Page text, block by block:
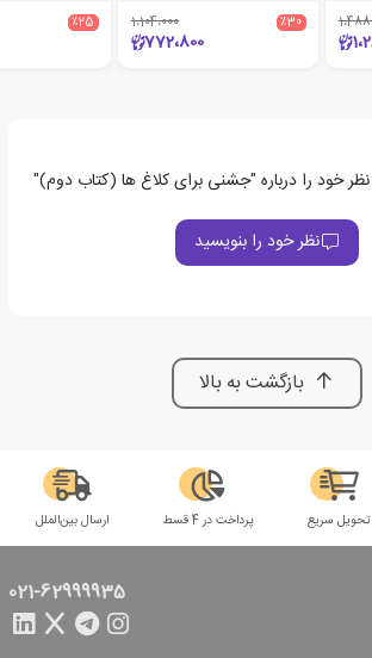
٪30 1،104،000
772،800
٪25
خود را درباره "جشنی برای کلاغ ها (کتاب دوم)"
نظر خود را بنویسید
بازگشت به بالا
تحویل سریع پرداخت در 4 قسط ارسال بین‌الملل
021-62999935